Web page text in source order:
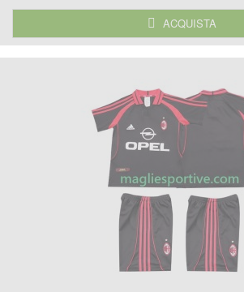
ACQUISTA